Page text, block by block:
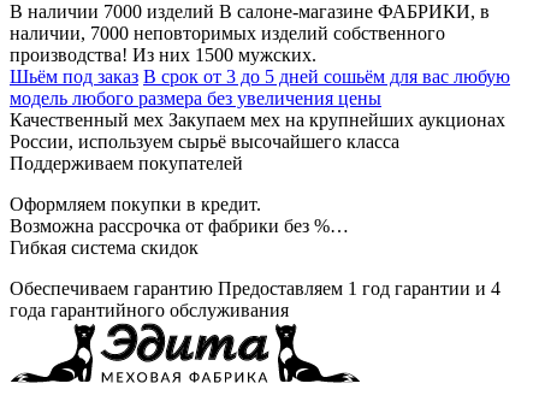
В наличии 7000 изделий В салоне-магазине ФАБРИКИ, в
наличии, 7000 неповторимых изделий собственного
производства! Из них 1500 мужских.
Шьём под заказ В срок от 3 до 5 дней сошьём для вас любую
модель любого размера без увеличения цены
Качественный мех Закупаем мех на крупнейших аукционах
России, используем сырьё высочайшего класса
Поддерживаем покупателей
Оформляем покупки в кредит.
Возможна рассрочка от фабрики без %…
Гибкая система скидок
Обеспечиваем гарантию Предоставляем 1 год гарантии и 4
года гарантийного обслуживания